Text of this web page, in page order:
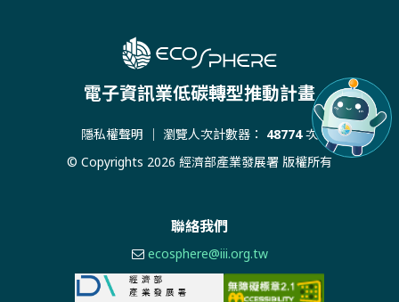
電子資訊業低碳轉型推動計畫
隱私權聲明 ｜ 瀏覽人次計數器： 48774次
© Copyrights 2026 經濟部產業發展署 版權所有
聯絡我們
ecosphere@iii.org.tw